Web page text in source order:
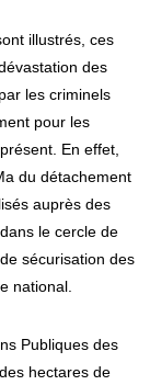
illustrés, ces
des
les criminels
pour les
En effet,
du détachement
auprès des
le cercle de
sécurisation des
national.
Publiques des
hectares de